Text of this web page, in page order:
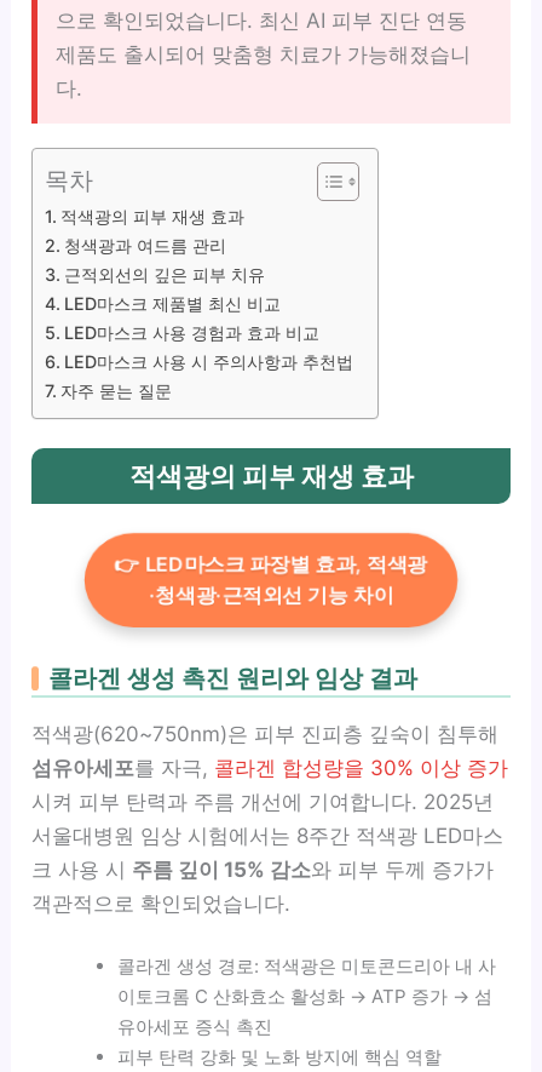
으로 확인되었습니다. 최신 AI 피부 진단 연동
제품도 출시되어 맞춤형 치료가 가능해졌습니
다.
목차
적색광의 피부 재생 효과
청색광과 여드름 관리
근적외선의 깊은 피부 치유
LED마스크 제품별 최신 비교
LED마스크 사용 경험과 효과 비교
LED마스크 사용 시 주의사항과 추천법
자주 묻는 질문
적색광의 피부 재생 효과
👉 LED마스크 파장별 효과, 적색광
·청색광·근적외선 기능 차이
콜라겐 생성 촉진 원리와 임상 결과
적색광(620~750nm)은 피부 진피층 깊숙이 침투해
섬유아세포를 자극, 콜라겐 합성량을 30% 이상 증가
시켜 피부 탄력과 주름 개선에 기여합니다. 2025년
서울대병원 임상 시험에서는 8주간 적색광 LED마스
크 사용 시 주름 깊이 15% 감소와 피부 두께 증가가
객관적으로 확인되었습니다.
콜라겐 생성 경로: 적색광은 미토콘드리아 내 사
이토크롬 C 산화효소 활성화 → ATP 증가 → 섬
유아세포 증식 촉진
피부 탄력 강화 및 노화 방지에 핵심 역할